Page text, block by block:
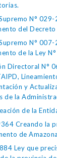
N°
del
N°
de la Ley
Directoral N°
y
de la
de la
Creando la
de
Ley que